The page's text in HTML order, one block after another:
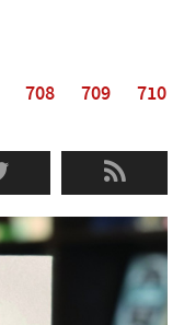
708 709 710